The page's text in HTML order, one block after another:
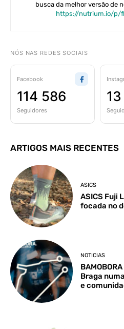
busca da melhor versão de
https://nutrium.io/p/
NÓS NAS REDES SOCIAIS
Facebook
114 586
Seguidores
ARTIGOS MAIS RECENTES
ASICS
ASICS Fuji
focada no
NOTICIAS
Braga
e